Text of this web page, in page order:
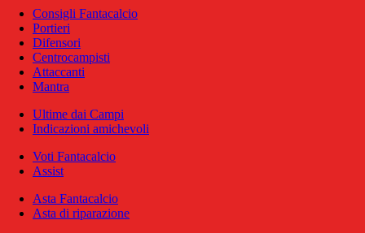
Consigli Fantacalcio
Portieri
Difensori
Centrocampisti
Attaccanti
Mantra
Ultime dai Campi
Indicazioni amichevoli
Voti Fantacalcio
Assist
Asta Fantacalcio
Asta di riparazione